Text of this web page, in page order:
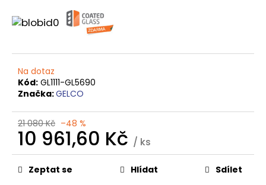
Na dotaz
Kód: GL1111-GL5690
Značka:GELCO
21 080 Kč –48 %
10 961,60 Kč / ks
Měrná
cena:Zeptat se Hlídat Sdílet
o
p
o
u
č
u
e
m